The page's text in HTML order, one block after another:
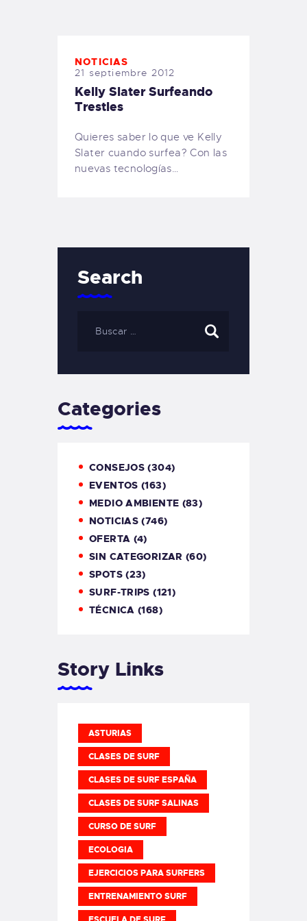
NOTICIAS
21 septiembre 2012
Kelly Slater Surfeando
Trestles
Quieres saber lo que ve Kelly
Slater cuando surfea? Con las
nuevas tecnologías…
Search
Categories
CONSEJOS (304)
EVENTOS (163)
MEDIO AMBIENTE (83)
NOTICIAS (746)
OFERTA (4)
SIN CATEGORIZAR (60)
SPOTS(23)
SURF-TRIPS (121)
TÉCNICA (168)
Story Links
ASTURIAS
CLASES DE SURF
CLASES DE SURF ESPAÑA
CLASES DE SURF SALINAS
CURSO DE SURF
ECOLOGIA
EJERCICIOS PARA SURFERS
ENTRENAMIENTO SURF